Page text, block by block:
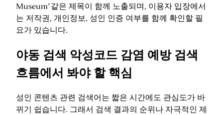
Museum’ 같은 제목이 함께 노출되며, 이용자 입장에서
는 저작권, 개인정보, 성인 인증 여부를 함께 확인할 필
요가 있습니다.
야동 검색 악성코드 감염 예방 검색
흐름에서 봐야 할 핵심
성인 콘텐츠 관련 검색어는 짧은 시간에도 관심도가 바
뀌기 쉽습니다. 그래서 검색 결과의 순위나 자극적인 제